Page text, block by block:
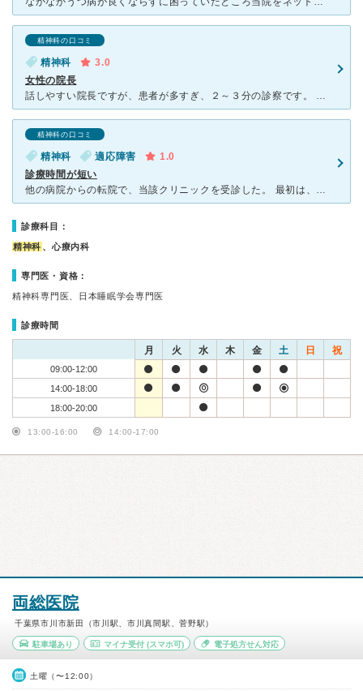
精神科の口コミ
精神科
3.0
女性の院長
話しやすい院長ですが、患者が多すぎ、２～３分の診察です。 初診時は、しっかり診察してくれました。 もっとしっかり話を聞いてほしい方には、物足りずおすすめできないかもしれません。 ただ、物事をはっ
精神科の口コミ
精神科 適応障害
1.0
診療時間が短い
他の病院からの転院で、当該クリニックを受診した。 最初は、紹介状にそって話を聞いてくれたが、その後は特にこちらの話題や症状や精神状態をいろいろと告げても、診療時間が２～３分程度経過すると、なんとなく
診療科目：
精神科 、心療内科
専門医・資格：
精神科専門医、日本睡眠学会専門医
診療時間
月 火 水 木 金 土 日 祝
09:00-12:00
14:00-18:00
18:00-20:00
13:00-16:00 14:00-17:00
両総医院
千葉県市川市新田（市川駅、市川真間駅、菅野駅）
駐車場あり マイナ受付(スマホ可) 電子処方せん対応
土曜（〜12:00）